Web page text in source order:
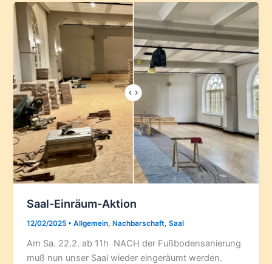
Saal-Einräum-Aktion
12/02/2025 •Allgemein,Nachbarschaft,Saal
Am Sa. 22.2. ab 11h NACH der Fußbodensanierung
muß nun unser Saal wieder eingeräumt werden.